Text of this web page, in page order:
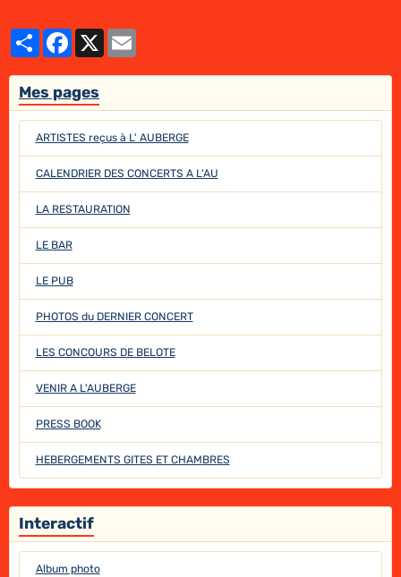
PartagerFacebook
X
Mes pages
ARTISTES reçus à L' AUBERGE
CALENDRIER DES CONCERTS A L'AU
LA RESTAURATION
LE BAR
LE PUB
PHOTOS du DERNIER CONCERT
LES CONCOURS DE BELOTE
VENIR A L'AUBERGE
PRESS BOOK
HEBERGEMENTS GITES ET CHAMBRES
Interactif
Album photo